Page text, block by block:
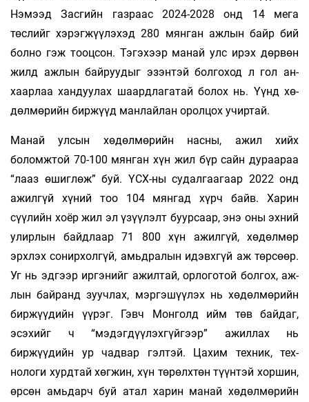
Нэ­­мээд Зас­­гийн газраас 2024-2028 онд 14 мега
төслийг хэ­­­­­­рэг­­­жүүлэ­хэд 280 мянган ажлын байр бий
болно гэж тооцсон. Тэгэхээр ма­­най улс ирэх дөрвөн
жилд аж­­лын байруудыг эзэнтэй болго­­ход л гол ан­­
хаар­­­лаа хандуулах шаардлагатай болох нь. Үүнд хө­­­­­
дөл­­­­­­­мө­­­­­­­­­­­­­­рийн биржүүд манлайлан оролцох учиртай.
Манай улсын хөдөлмөрийн насны, ажил хийх
боломжтой 70-100 мянган хүн жил бүр сайн ду­раараа
“лааз өшиглөж” буй. ҮСХ-ны су­дал­гаа­гаар 2022 онд
ажилгүй хүний тоо 104 мян­гад хүрч байв. Харин
сүүлийн хоёр жил эл үзүүлэлт буурсаар, энэ оны эхний
улирлын байд­­­лаар 71 800 хүн ажилгүй, хөдөлмөр
эрхлэх со­­­нир­холгүй, амьдралын идэвхгүй аж төрсөөр.
Уг нь эд­гээр иргэнийг ажилтай, орлоготой бол­гох, аж­
лын байранд зуучлах, мэргэшүүлэх нь хө­­дөл­­мө­рийн
биржүүдийн үүрэг. Гэвч Монголд ийм төв бай­даг,
эсэхийг ч “мэдэгдүүлэхгүйгээр” ажил­лах нь
биржүүдийн ур чадвар гэлтэй. Ца­хим техник, тех­­­
нологи хурдтай хөгжин, хүн тө­рөлх­төн түүн­тэй хор­шин,
өрсөн амьдарч буй атал харин манай хөдөл­­мөрийн